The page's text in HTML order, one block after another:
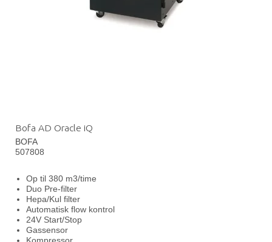
Bofa AD Oracle iQ
BOFA
507808
Op til 380 m3/time
Duo Pre-filter
Hepa/Kul filter
Automatisk flow kontrol
24V Start/Stop
Gassensor
Kompressor